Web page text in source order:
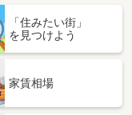
「住みたい街」
を見つけよう
家賃相場